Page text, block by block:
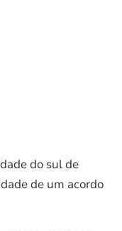
do sul de
de um acordo